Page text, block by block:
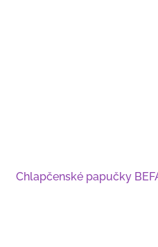
Chlapčenské papučky